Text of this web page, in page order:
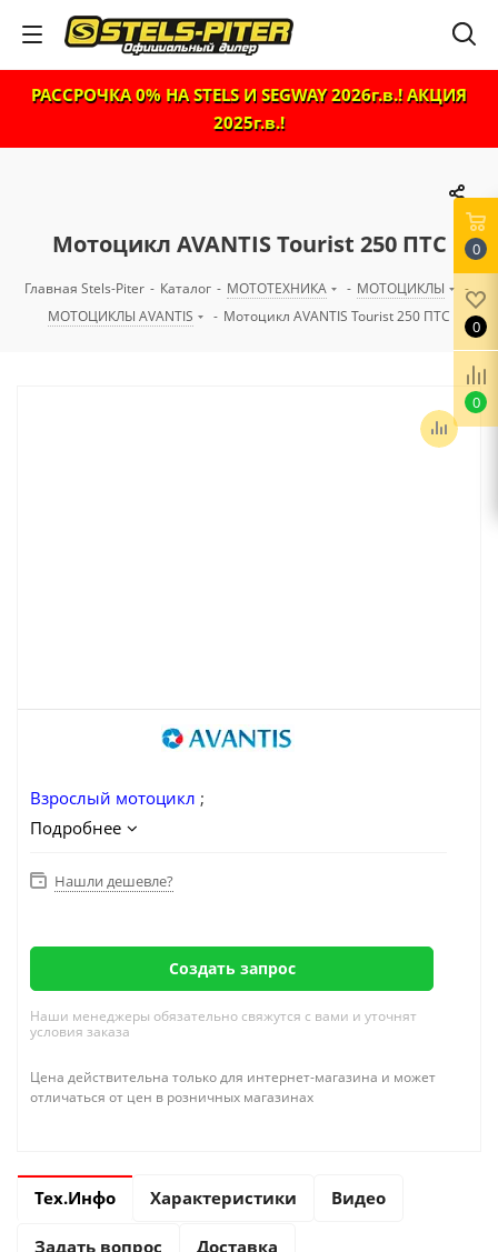
РАССРОЧКА 0% НА STELS И SEGWAY 2026г.в.! АКЦИЯ
2025г.в.!
Мотоцикл AVANTIS Tourist 250 ПТС
Главная Stels-Piter - Каталог - МОТОТЕХНИКА - МОТОЦИКЛЫ
-
МОТОЦИКЛЫ AVANTIS
- Мотоцикл AVANTIS Tourist 250 ПТС
Взрослый мотоцикл ;
Подробнее
Нашли дешевле?
Создать запрос
Наши менеджеры обязательно свяжутся с вами и уточнят
условия заказа
Цена действительна только для интернет-магазина и может
отличаться от цен в розничных магазинах
Тех.Инфо Характеристики Видео
Задать вопрос Доставка
0
0
0